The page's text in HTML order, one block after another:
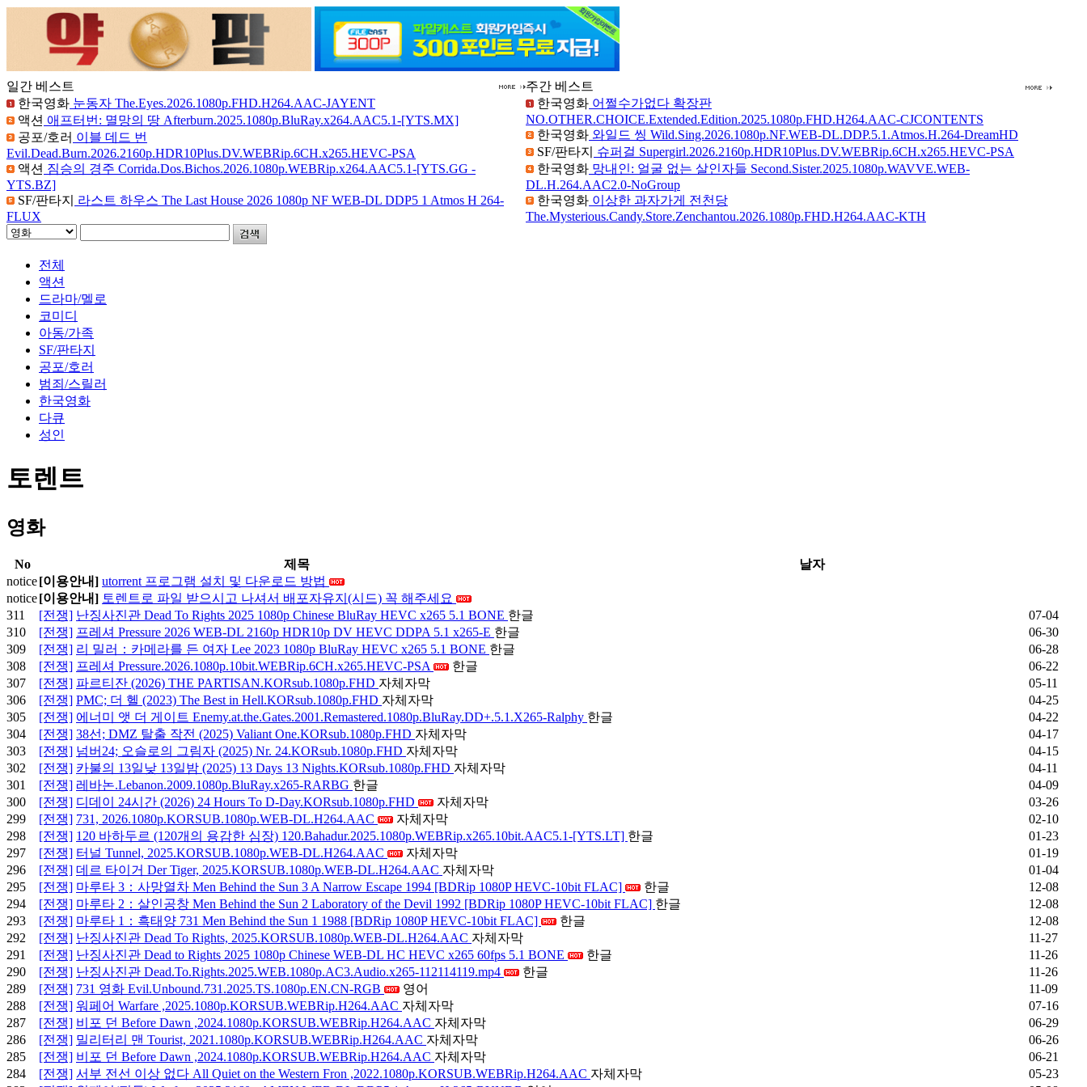
일간 베스트
한국영화 눈동자 The.Eyes.2026.1080p.FHD.H264.AAC-JAYENT
액션 애프터번: 멸망의 땅 Afterburn.2025.1080p.BluRay.x264.AAC5.1-[YTS.MX]
공포/호러 이블 데드 번
Evil.Dead.Burn.2026.2160p.HDR10Plus.DV.WEBRip.6CH.x265.HEVC-PSA
액션 짐승의 경주 Corrida.Dos.Bichos.2026.1080p.WEBRip.x264.AAC5.1-[YTS.GG -
YTS.BZ]
SF/판타지
라스트 하우스 The Last House 2026 1080p NF WEB-DL DDP5 1 Atmos H 264-
FLUX
주간 베스트
한국영화 어쩔수가없다 확장판
NO.OTHER.CHOICE.Extended.Edition.2025.1080p.FHD.H264.AAC-CJCONTENTS
한국영화 와일드 씽 Wild.Sing.2026.1080p.NF.WEB-DL.DDP.5.1.Atmos.H.264-DreamHD
SF/판타지
슈퍼걸 Supergirl.2026.2160p.HDR10Plus.DV.WEBRip.6CH.x265.HEVC-PSA
한국영화 망내인: 얼굴 없는 살인자들 Second.Sister.2025.1080p.WAVVE.WEB-
DL.H.264.AAC2.0-NoGroup
한국영화 이상한 과자가게 전천당
The.Mysterious.Candy.Store.Zenchantou.2026.1080p.FHD.H264.AAC-KTH
전체
액션
드라마/멜로
코미디
아동/가족
SF/판타지
공포/호러
범죄/스릴러
한국영화
다큐
성인
토렌트
영화
No 제목
날자
notice[이용안내] utorrent 프로그램 설치 및 다운로드 방법
notice[이용안내] 토렌트로 파일 받으시고 나셔서 배포자유지(시드) 꼭 해주세요
311
[전쟁] 난징사진관 Dead To Rights 2025 1080p Chinese BluRay HEVC x265 5.1 BONE 한글
07-04
310
[전쟁] 프레셔 Pressure 2026 WEB-DL 2160p HDR10p DV HEVC DDPA 5.1 x265-E 한글
06-30
309
[전쟁] 리 밀러：카메라를 든 여자 Lee 2023 1080p BluRay HEVC x265 5.1 BONE 한글
06-28
308
[전쟁] 프레셔 Pressure.2026.1080p.10bit.WEBRip.6CH.x265.HEVC-PSA 한글
06-22
307
[전쟁] 파르티잔 (2026) THE PARTISAN.KORsub.1080p.FHD 자체자막
05-11
306
[전쟁] PMC; 더 헬 (2023) The Best in Hell.KORsub.1080p.FHD 자체자막
04-25
305
[전쟁] 에너미 앳 더 게이트 Enemy.at.the.Gates.2001.Remastered.1080p.BluRay.DD+.5.1.X265-Ralphy 한글
04-22
304
[전쟁] 38선; DMZ 탈출 작전 (2025) Valiant One.KORsub.1080p.FHD 자체자막
04-17
303
[전쟁] 넘버24; 오슬로의 그림자 (2025) Nr. 24.KORsub.1080p.FHD 자체자막
04-15
302
[전쟁] 카불의 13일낮 13일밤 (2025) 13 Days 13 Nights.KORsub.1080p.FHD 자체자막
04-11
301
[전쟁] 레바논.Lebanon.2009.1080p.BluRay.x265-RARBG 한글
04-09
300
[전쟁] 디데이 24시간 (2026) 24 Hours To D-Day.KORsub.1080p.FHD 자체자막
03-26
299
[전쟁] 731, 2026.1080p.KORSUB.1080p.WEB-DL.H264.AAC 자체자막
02-10
298
[전쟁] 120 바하두르 (120개의 용감한 심장) 120.Bahadur.2025.1080p.WEBRip.x265.10bit.AAC5.1-[YTS.LT] 한글
01-23
297
[전쟁] 터널 Tunnel, 2025.KORSUB.1080p.WEB-DL.H264.AAC 자체자막
01-19
296
[전쟁] 데르 타이거 Der Tiger, 2025.KORSUB.1080p.WEB-DL.H264.AAC 자체자막
01-04
295
[전쟁] 마루타 3：사망열차 Men Behind the Sun 3 A Narrow Escape 1994 [BDRip 1080P HEVC-10bit FLAC] 한글
12-08
294
[전쟁] 마루타 2：살인공창 Men Behind the Sun 2 Laboratory of the Devil 1992 [BDRip 1080P HEVC-10bit FLAC] 한글
12-08
293
[전쟁] 마루타 1：흑태양 731 Men Behind the Sun 1 1988 [BDRip 1080P HEVC-10bit FLAC] 한글
12-08
292
[전쟁] 난징사진관 Dead To Rights, 2025.KORSUB.1080p.WEB-DL.H264.AAC 자체자막
11-27
291
[전쟁] 난징사진관 Dead to Rights 2025 1080p Chinese WEB-DL HC HEVC x265 60fps 5.1 BONE 한글
11-26
290
[전쟁] 난징사진관 Dead.To.Rights.2025.WEB.1080p.AC3.Audio.x265-112114119.mp4 한글
11-26
289
[전쟁] 731 영화 Evil.Unbound.731.2025.TS.1080p.EN.CN-RGB 영어
11-09
288
[전쟁] 워페어 Warfare ,2025.1080p.KORSUB.WEBRip.H264.AAC 자체자막
07-16
287
[전쟁] 비포 던 Before Dawn ,2024.1080p.KORSUB.WEBRip.H264.AAC 자체자막
06-29
286
[전쟁] 밀리터리 맨 Tourist, 2021.1080p.KORSUB.WEBRip.H264.AAC 자체자막
06-26
285
[전쟁] 비포 던 Before Dawn ,2024.1080p.KORSUB.WEBRip.H264.AAC 자체자막
06-21
284
[전쟁] 서부 전선 이상 없다 All Quiet on the Western Fron ,2022.1080p.KORSUB.WEBRip.H264.AAC 자체자막
05-23